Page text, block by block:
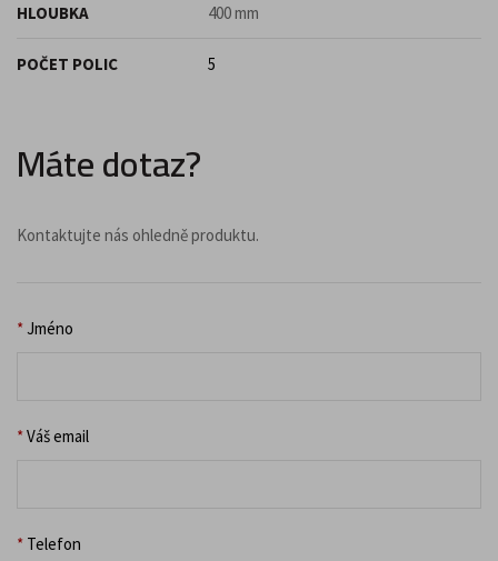
HLOUBKA 400 mm
POČET POLIC 5
Máte dotaz?
Kontaktujte nás ohledně produktu.
*Jméno
*Váš email
* Telefon